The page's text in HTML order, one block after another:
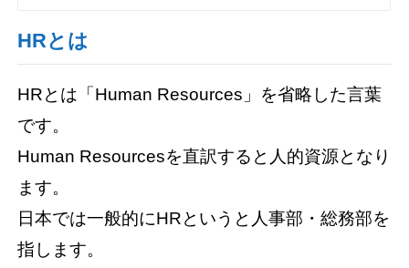
HRとは
HRとは「Human Resources」を省略した言葉
です。
Human Resourcesを直訳すると人的資源となり
ます。
日本では一般的にHRというと人事部・総務部を
指します。